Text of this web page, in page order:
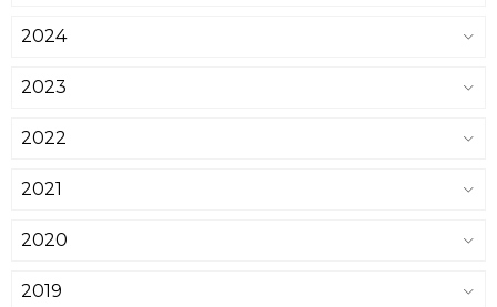
2024
2023
2022
2021
2020
2019